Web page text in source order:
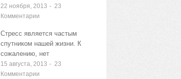
22 ноября, 2013 - 23
Комментарии
Стресс является частым
спутником нашей жизни. К
сожалению, нет
15 августа, 2013 - 23
Комментарии